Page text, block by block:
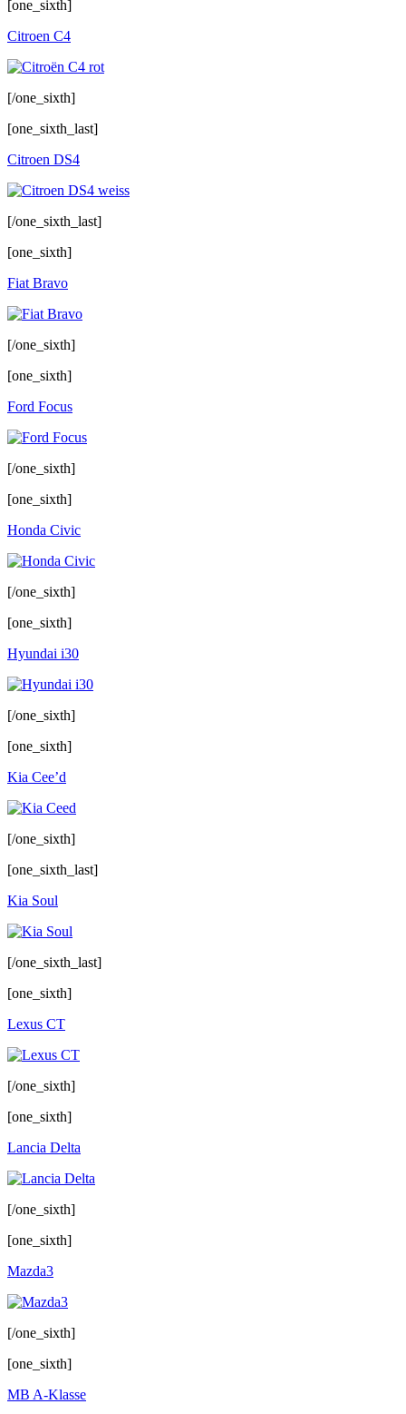
[one_sixth]
Citroen C4
[/one_sixth]
[one_sixth_last]
Citroen DS4
[/one_sixth_last]
[one_sixth]
Fiat Bravo
[/one_sixth]
[one_sixth]
Ford Focus
[/one_sixth]
[one_sixth]
Honda Civic
[/one_sixth]
[one_sixth]
Hyundai i30
[/one_sixth]
[one_sixth]
Kia Cee’d
[/one_sixth]
[one_sixth_last]
Kia Soul
[/one_sixth_last]
[one_sixth]
Lexus CT
[/one_sixth]
[one_sixth]
Lancia Delta
[/one_sixth]
[one_sixth]
Mazda3
[/one_sixth]
[one_sixth]
MB A-Klasse